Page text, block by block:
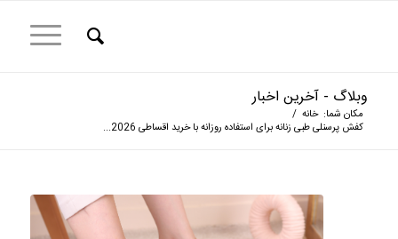
وبلاگ - آخرین اخبار
مکان شما: خانه /
کفش پرسنلی طبی زنانه برای استفاده روزانه با خرید اقساطی 2026...